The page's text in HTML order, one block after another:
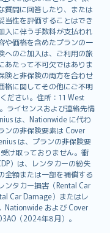
質問に回答したり、または
当性を評価することはでき
入に伴う手数料が支払われ
や価格を含めたプランの一
へのご加入は、ご利用の旅
あたって不可欠ではありま
険と非保険の両方を合わせ
格に関してその他にご不明
ださい。住所：11 West
ライセンスおよび連絡先情
は、Nationwide に代わ
ンの非保険要素は Cover
は、プランの非保険要
け取っておりません。衝
）は、レンタカーの紛失
全額または一部を補償する
ンタカー損害（Rental Car
Car Damage）またはレ
Nationwide および Cover
（2024年8月）。